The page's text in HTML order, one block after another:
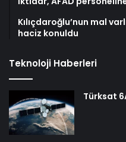
Kılıçdaroğlu’nun mal
haciz konuldu
Teknoloji Haberleri
Türksat